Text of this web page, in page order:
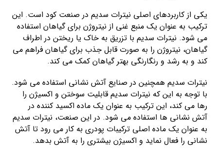
یکی از کاربردهای اصلی نیترات سدیم در صنعت کود است. این
ترکیب به عنوان یک منبع غنی از نیتروژن برای گیاهان استفاده
می شود. نیترات سدیم با تزریق به خاک یا ریختن در اطراف
گیاهان، نیتروژن را به صورت قابل جذب برای گیاهان فراهم می
کند و به رشد و رنگارنگی بهتر گیاهان کمک می کند.
نیترات سدیم همچنین در صنایع آتش نشانی استفاده می شود.
با توجه به این که نیترات سدیم قابلیت سوختن و اکسیژن را
رها می کند، این ترکیب به عنوان یک ماده اکسید کننده در
آتش نشانی ها استفاده می شود. در این صنعت، نیترات سدیم
به عنوان یک ماده اصلی ترکیبات پودری به کار می رود تا آتش
نشانی را فعال نماید و اکسیژن بیشتری را به آتش بدهد.